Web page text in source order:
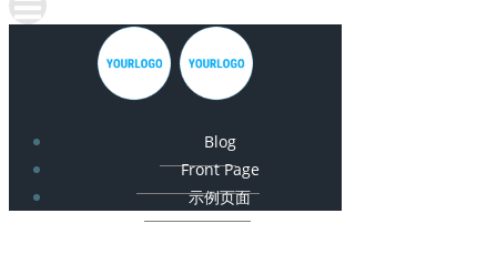
Blog
Front Page
示例页面